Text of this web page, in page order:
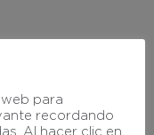
para
recordando
Al hacer clic en